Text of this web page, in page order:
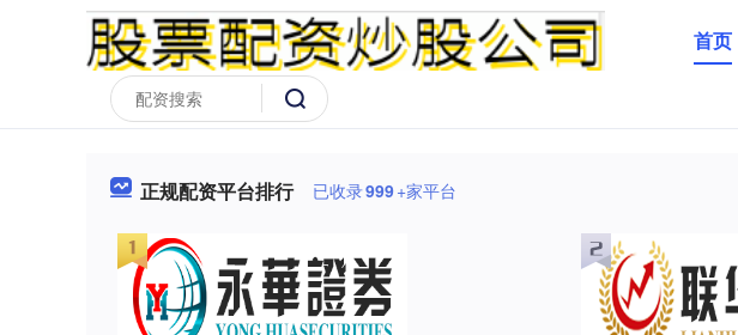
首页
正规配资平台排行 已收录999+家平台